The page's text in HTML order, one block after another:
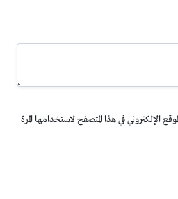
الإلكتروني في هذا المتصفح لاستخدامها المرة